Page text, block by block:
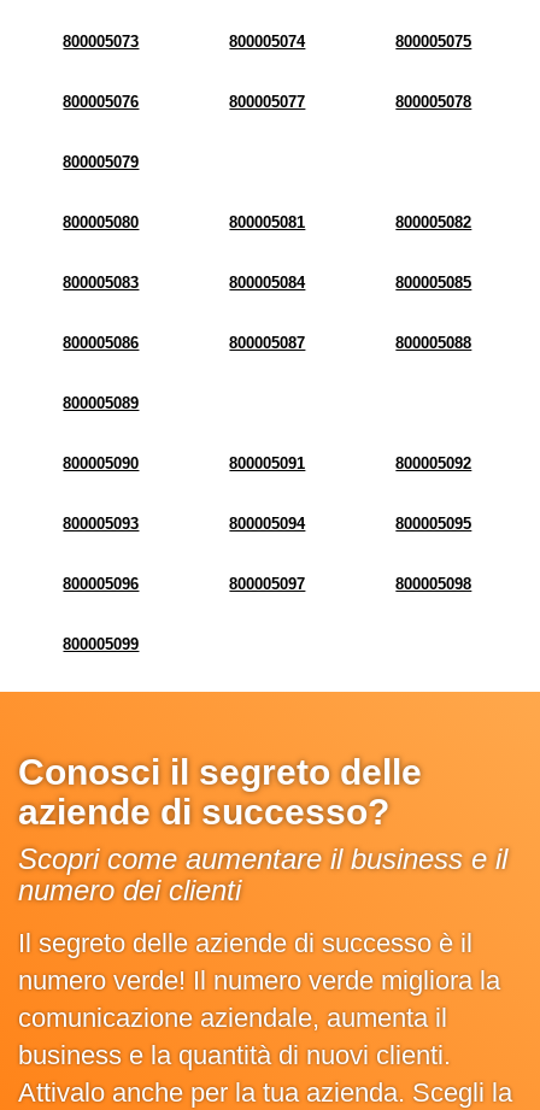
800005073 800005074 800005075
800005076 800005077 800005078
800005079
800005080 800005081 800005082
800005083 800005084 800005085
800005086 800005087 800005088
800005089
800005090 800005091 800005092
800005093 800005094 800005095
800005096 800005097 800005098
800005099
Conosci il segreto delle
aziende di successo?
Scopri come aumentare il business e il
numero dei clienti
Il segreto delle aziende di successo è il
numero verde! Il numero verde migliora la
comunicazione aziendale, aumenta il
business e la quantità di nuovi clienti.
Attivalo anche per la tua azienda. Scegli la